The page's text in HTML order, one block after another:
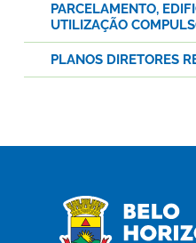
PARCELAMENTO,
UTILIZAÇÃO
PLANOS DIRETORES